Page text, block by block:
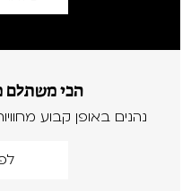
הכי משתלם
נהנים באופן קבוע